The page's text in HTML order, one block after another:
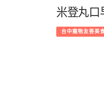
米登丸口
台中寵物友善美